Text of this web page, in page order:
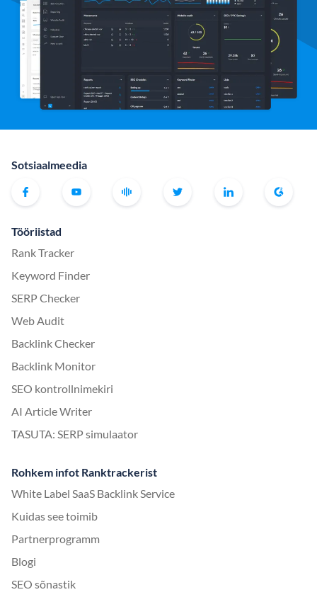
Sotsiaalmeedia
Tööriistad
Rank Tracker
Keyword Finder
SERP Checker
Web Audit
Backlink Checker
Backlink Monitor
SEO kontrollnimekiri
AI Article Writer
TASUTA: SERP simulaator
Rohkem infot Ranktrackerist
White Label SaaS Backlink Service
Kuidas see toimib
Partnerprogramm
Blogi
SEO sõnastik